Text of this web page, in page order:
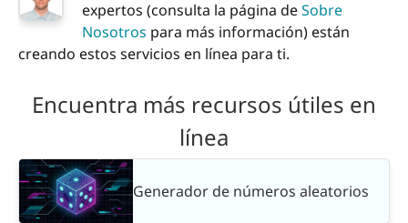
expertos (consulta la página deSobre
Nosotros para más información) están
creando estos servicios en línea para ti.
Encuentra más recursos útiles en
línea
Generador de números aleatorios